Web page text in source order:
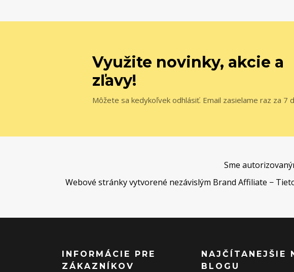
Využite novinky, akcie a
zľavy!
Môžete sa kedykoľvek odhlásiť. Email zasielame raz za 7
Sme
Webové stránky vytvorené nezávislým Brand Affiliate −
INFORMÁCIE PRE
ZÁKAZNÍKOV
NAJČÍTANEJŠIE
BLOGU